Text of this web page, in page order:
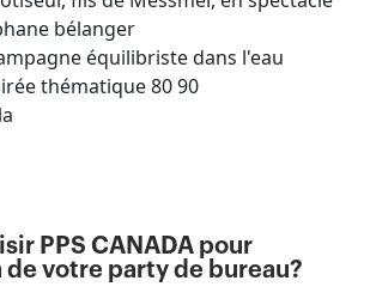
PPS CANADA pour
de votre party de bureau?